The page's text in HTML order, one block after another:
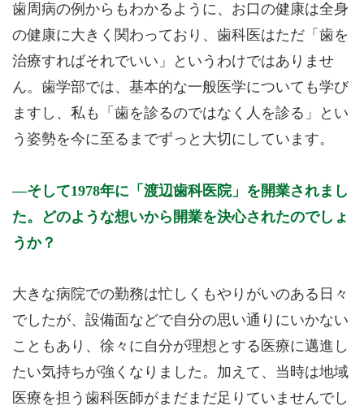
歯周病の例からもわかるように、お口の健康は全身
の健康に大きく関わっており、歯科医はただ「歯を
治療すればそれでいい」というわけではありませ
ん。歯学部では、基本的な一般医学についても学び
ますし、私も「歯を診るのではなく人を診る」とい
う姿勢を今に至るまでずっと大切にしています。
そして1978年に「渡辺歯科医院」を開業されまし
た。どのような想いから開業を決心されたのでしょ
うか？
大きな病院での勤務は忙しくもやりがいのある日々
でしたが、設備面などで自分の思い通りにいかない
こともあり、徐々に自分が理想とする医療に邁進し
たい気持ちが強くなりました。加えて、当時は地域
医療を担う歯科医師がまだまだ足りていませんでし